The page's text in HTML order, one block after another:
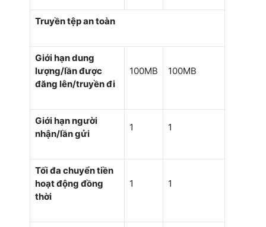
Truyền tệp an toàn
Giới hạn dung
lượng/lần được
đăng lên/truyền đi
100MB 100MB
Giới hạn người
nhận/lần gửi
1 1
Tối đa chuyển tiền
hoạt động đồng
thời
1 1